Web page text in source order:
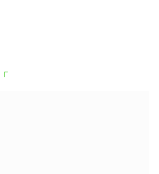
┌